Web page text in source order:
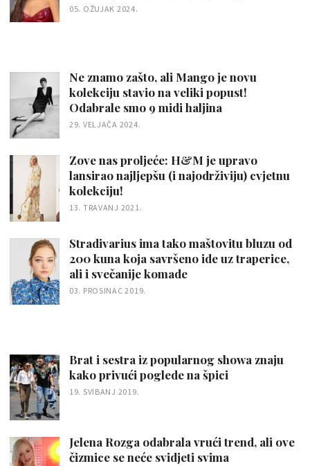
05. OŽUJAK 2024.
Ne znamo zašto, ali Mango je novu
kolekciju stavio na veliki popust!
Odabrale smo 9 midi haljina
29. VELJAČA 2024.
Zove nas proljeće: H&M je upravo
lansirao najljepšu (i najodrživiju) cvjetnu
kolekciju!
13. TRAVANJ 2021.
Stradivarius ima tako maštovitu bluzu od
200 kuna koja savršeno ide uz traperice,
ali i svečanije komade
03. PROSINAC 2019.
Brat i sestra iz popularnog showa znaju
kako privući poglede na špici
19. SVIBANJ 2019.
Jelena Rozga odabrala vrući trend, ali ove
čizmice se neće svidjeti svima